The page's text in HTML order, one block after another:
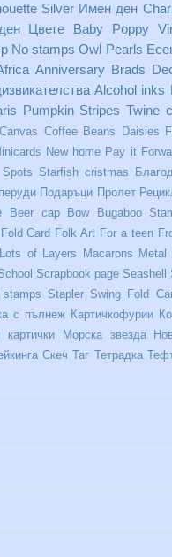
Silver Имен ден
Цвете Baby Poppy
No stamps Owl Pearls
Anniversary Brads
Alcohol inks
Pumpkin Stripes Twine
Canvas Coffee Beans Daisies
New home Pay it
Spots Starfish cristmas
Подаръци Пролет
Beer cap Bow
Bugaboo
Fold Card Folk Art For a teen
Lots of Layers Macarons
Scrapbook page Seashell
stamps Stapler Swing Fold
с пълнеж Картичкофурии
картички Морска звезда
Скеч Таг Тетрадка